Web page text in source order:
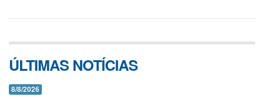
ÚLTIMAS NOTÍCIAS
8/8/2026